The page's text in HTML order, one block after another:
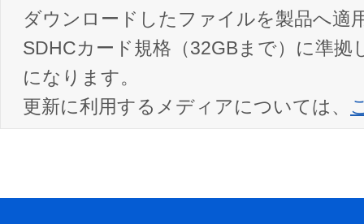
ダウンロードしたファイルを製品へ適
SDHCカード規格（32GBまで）に準
になります。
更新に利用するメディアについては、